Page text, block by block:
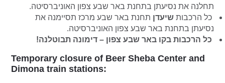
תחלנה את נסיעתן בתחנת באר שבע צפון האוניברסיטה.
כל הרכבות שיעדן תחנת באר שבע מרכז תסיימנה את
נסיעתן בתחנת באר שבע צפון האוניברסיטה.
כל הרכבות בקו באר שבע צפון – דימונה תבוטלנה!
Temporary closure of Beer Sheba Center and
Dimona train stations: